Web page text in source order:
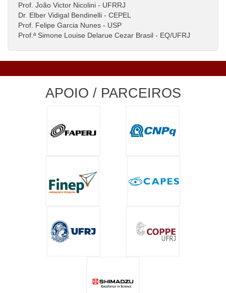
Prof. João Victor Nicolini - UFRRJ
Dr. Elber Vidigal Bendinelli - CEPEL
Prof. Felipe Garcia Nunes - USP
Prof.ª Simone Louise Delarue Cezar Brasil - EQ/UFRJ
APOIO / PARCEIROS